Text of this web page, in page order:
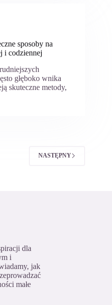
sposoby na
i codziennej
głęboko wnika
skuteczne metody,
NASTĘPNY
dla
i
jak
małe